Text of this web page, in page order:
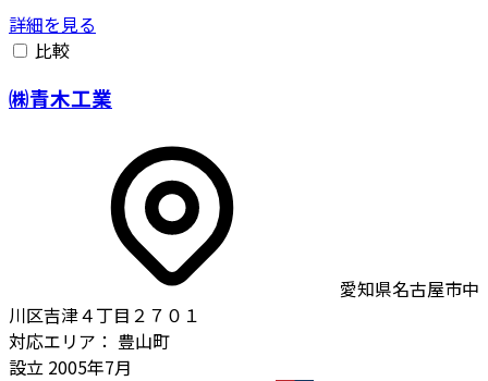
詳細を見る
比較
㈱青木工業
愛知県名古屋市中
川区吉津４丁目２７０１
対応エリア： 豊山町
設立 2005年7月